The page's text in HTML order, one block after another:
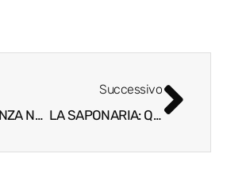
L’ECCELLENZA NELLA SEMPLICITÀ DELLA CUCINA DI SUCCULENTA
Successivo
LA SAPONARIA: QUANDO LA BELLEZZA È CONSAPEVOLE